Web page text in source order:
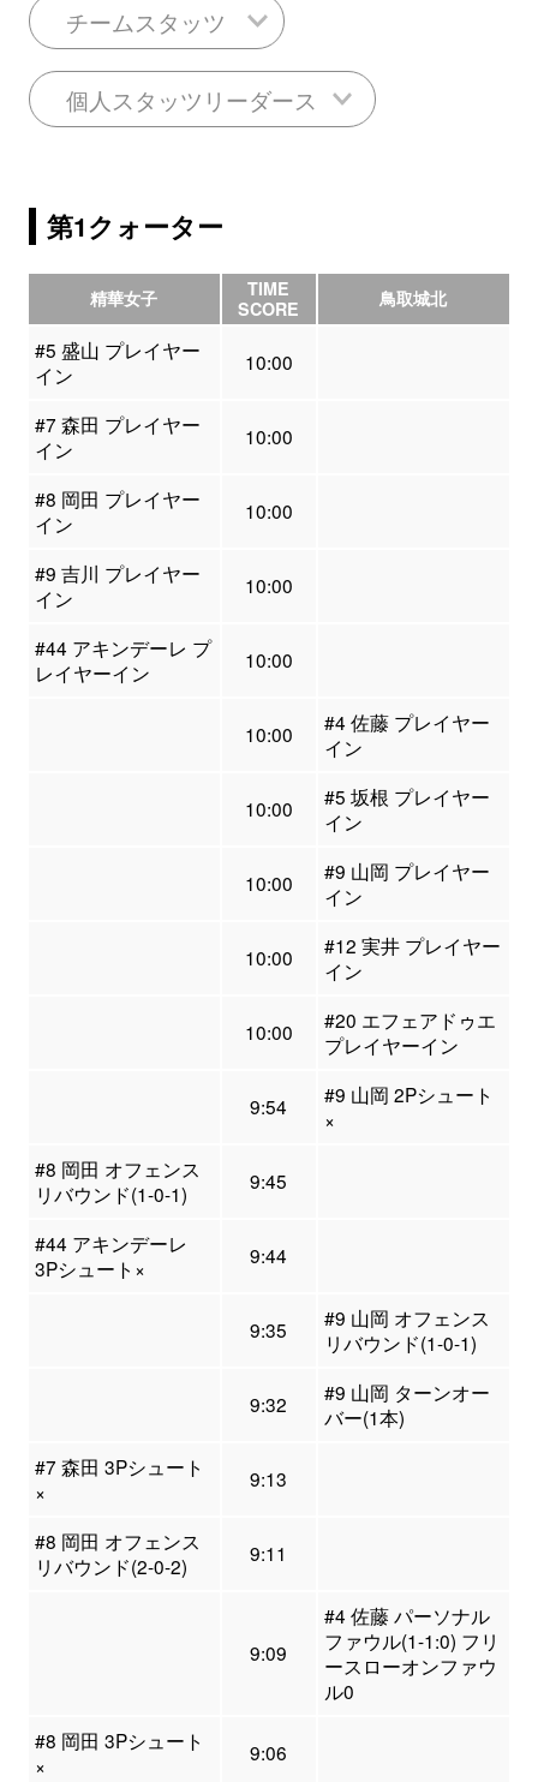
チームスタッツ
個人スタッツリーダース
第1クォーター
精華女子
TIME
SCORE
鳥取城北
#5 盛山 プレイヤー
イン
10:00
#7 森田 プレイヤー
イン
10:00
#8 岡田 プレイヤー
イン
10:00
#9 吉川 プレイヤー
イン
10:00
#44 アキンデーレ プ
レイヤーイン
10:00
10:00
#4 佐藤 プレイヤー
イン
10:00
#5 坂根 プレイヤー
イン
10:00
#9 山岡 プレイヤー
イン
10:00
#12 実井 プレイヤー
イン
10:00
#20 エフェアドゥエ
プレイヤーイン
9:54
#9 山岡 2Pシュート
×
#8 岡田 オフェンス
リバウンド(1-0-1)
9:45
#44 アキンデーレ
3Pシュート×
9:44
9:35
#9 山岡 オフェンス
リバウンド(1-0-1)
9:32
#9 山岡 ターンオー
バー(1本)
#7 森田 3Pシュート
×
9:13
#8 岡田 オフェンス
リバウンド(2-0-2)
9:11
9:09
#4 佐藤 パーソナル
ファウル(1-1:0) フリ
ースローオンファウ
ル0
#8 岡田 3Pシュート
×
9:06